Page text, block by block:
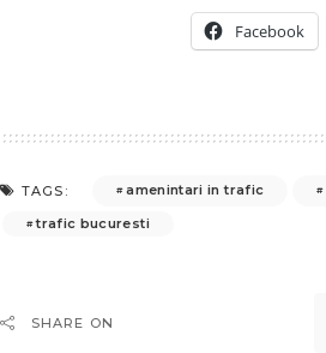
Facebook
TAGS: amenintari in trafic
trafic bucuresti
SHARE ON